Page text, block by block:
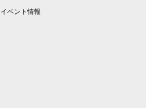
イベント情報